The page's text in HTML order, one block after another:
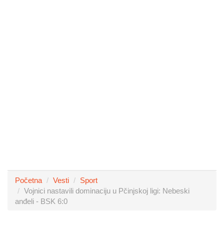
Početna Vesti
Sport
Vojnici nastavili dominaciju u Pčinjskoj ligi: Nebeski
anđeli - BSK 6:0